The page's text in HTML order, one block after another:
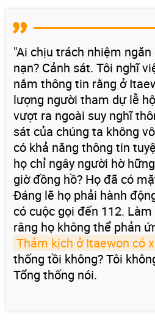
"Ai chịu trách nhiệm
nạn? Cảnh sát. Tôi nghĩ
nắm thông tin rằng ở
lượng người tham dự lễ
vượt ra ngoài suy nghĩ
sát của chúng ta không
có khả năng thông tin
họ chỉ ngây người hờ
giờ đồng hồ? Họ đã có
Đáng lẽ họ phải hành
có cuộc gọi đến 112.
rằng họ không thể phản
Thảm kịch ở Itaewon có
thống tồi không? Tôi
Tổng thống nói.